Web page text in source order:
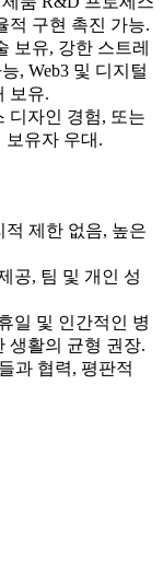
적 구현 촉진 가능.
보유, 강한 스트레
, Web3 및 디지털
보유.
디자인 경험, 또는
보유자 우대.
적 제한 없음, 높은
공, 팀 및 개인 성
일 및 인간적인 병
생활의 균형 권장.
과 협력, 평판적